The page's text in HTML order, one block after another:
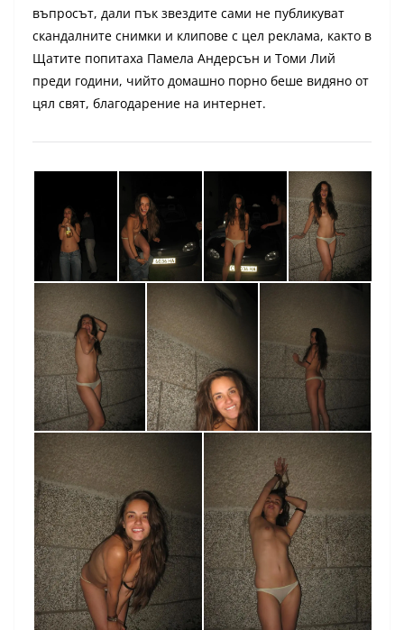
въпросът, дали пък звездите сами не публикуват
скандалните снимки и клипове с цел реклама, както в
Щатите попитаха Памела Андерсън и Томи Лий
преди години, чийто домашно порно беше видяно от
цял свят, благодарение на интернет.